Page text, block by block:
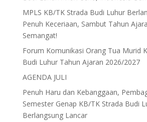
MPLS KB/TK Strada Budi Luhur
Penuh Keceriaan, Sambut Tahun
Semangat!
Forum Komunikasi Orang Tua Murid
Budi Luhur Tahun Ajaran 2026/2027
AGENDA JULI
Penuh Haru dan Kebanggaan,
Semester Genap KB/TK Strada Budi
Berlangsung Lancar